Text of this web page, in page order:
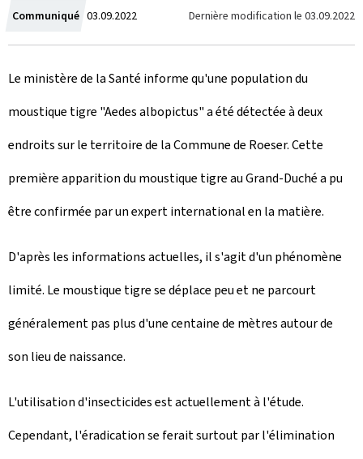
Communiqué C
r
é
e
e
03.09.2022 Dernière modification le 03.09.2022
Le ministère de la Santé informe qu'une population du
moustique tigre "Aedes albopictus" a été détectée à deux
endroits sur le territoire de la Commune de Roeser. Cette
première apparition du moustique tigre au Grand-Duché a pu
être confirmée par un expert international en la matière.
D'après les informations actuelles, il s'agit d'un phénomène
limité. Le moustique tigre se déplace peu et ne parcourt
généralement pas plus d'une centaine de mètres autour de
son lieu de naissance.
L'utilisation d'insecticides est actuellement à l'étude.
Cependant, l'éradication se ferait surtout par l'élimination